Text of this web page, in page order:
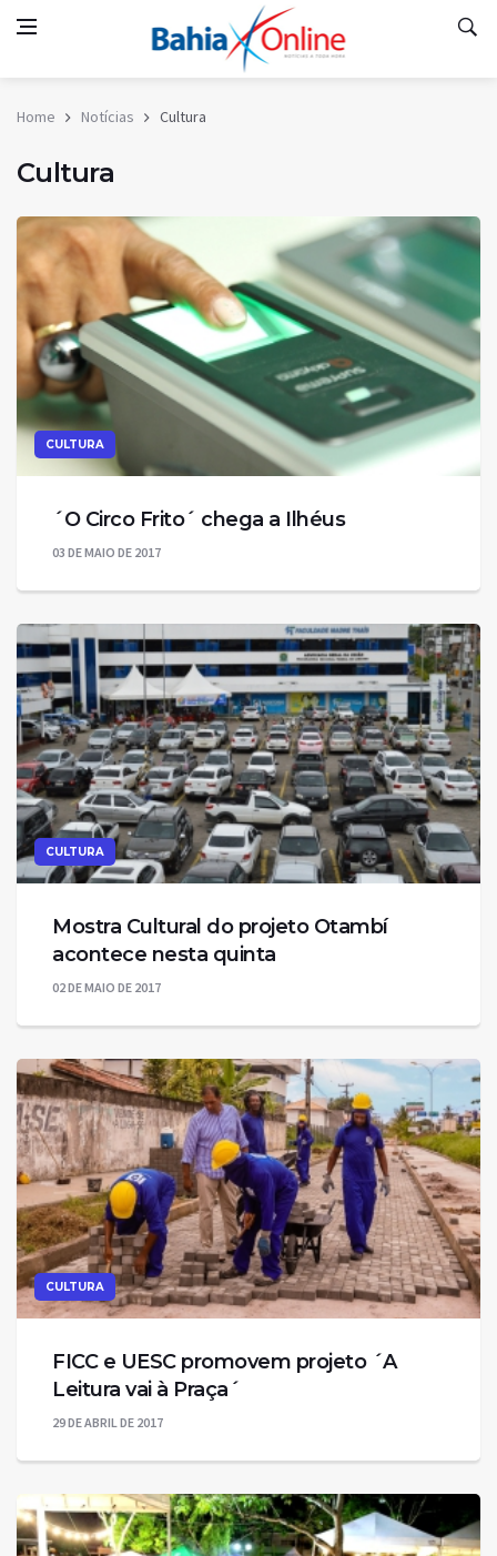
Home Notícias Cultura
Cultura
CULTURA
´O Circo Frito´ chega a Ilhéus
03 DE MAIO DE 2017
CULTURA
Mostra Cultural do projeto Otambí
acontece nesta quinta
02 DE MAIO DE 2017
CULTURA
FICC e UESC promovem projeto ´A
Leitura vai à Praça´
29 DE ABRIL DE 2017